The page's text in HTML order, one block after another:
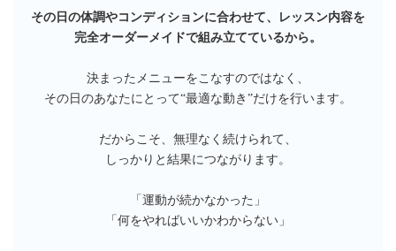
その日の体調やコンディションに合わせて、レッスン内容を
完全オーダーメイドで組み立てているから。
決まったメニューをこなすのではなく、
その日のあなたにとって“最適な動き”だけを行います。
だからこそ、無理なく続けられて、
しっかりと結果につながります。
「運動が続かなかった」
「何をやればいいかわからない」